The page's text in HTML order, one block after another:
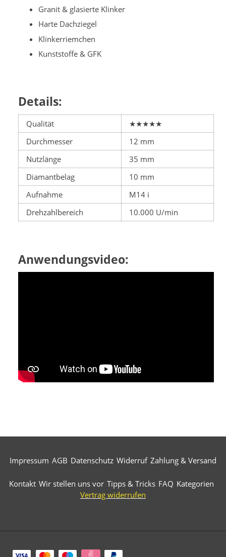
Granit & glasierte Klinker
Harte Dachziegel
Klinkerriemchen
Kunststoffe & GFK
Details:
Qualität
★★★★★
Durchmesser
12 mm
Nutzlänge
35 mm
Diamantbelag
10 mm
Aufnahme
M14 i
Drehzahlbereich
10.000 U/min
Anwendungsvideo:
Impressum AGB Datenschutz Widerruf Zahlung & Versand
Kontakt Wir stellen uns vor Tipps & Tricks FAQ Kategorien
Vertrag widerrufen
Zahlungsarten